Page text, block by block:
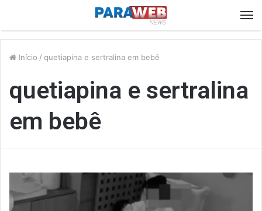
Início / quetiapina e sertralina em bebê
quetiapina e sertralina
em bebê